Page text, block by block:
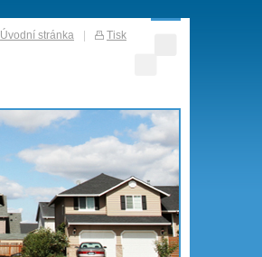
Úvodní stránka Tisk